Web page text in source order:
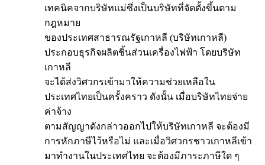
เทคนิคจากบริษัทแม่ซึ่งเป็นบริษัทที่จัดตั้งขึ้นตาม
กฎหมาย
ของประเทศสาธารณรัฐเกาหลี (บริษัทเกาหลี)
ประกอบธุรกิจผลิตชิ้นส่วนเครื่องไฟฟ้า โดยบริษัท
เกาหลี
จะได้ส่งวิศวกรเข้ามาให้ความช่วยเหลือใน
ประเทศไทยเป็นครั้งคราว ดังนั้น เมื่อบริษัทไทยจ่าย
ค่าจ้าง
ตามสัญญาดังกล่าวออกไปให้บริษัทเกาหลี จะต้องมี
การหักภาษีไว้หรือไม่ และเมื่อวิศวกรชาวเกาหลีเข้า
มาทำงานในประเทศไทย จะต้องมีภาระภาษีใด ๆ